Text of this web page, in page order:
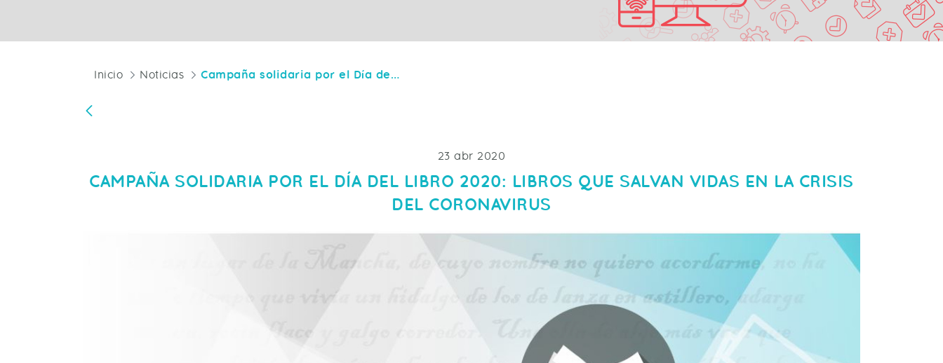
Inicio Noticias Campaña solidaria por el Día del Libro 2020
23 abr 2020
CAMPAÑA SOLIDARIA POR EL DÍA DEL LIBRO 2020: LIBROS QUE SALVAN VIDAS EN LA CRISIS
DEL CORONAVIRUS